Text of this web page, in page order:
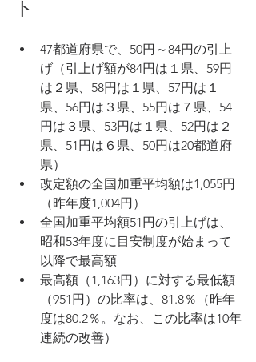
ト
47都道府県で、50円～84円の引上
げ（引上げ額が84円は１県、59円
は２県、58円は１県、57円は１
県、56円は３県、55円は７県、54
円は３県、53円は１県、52円は２
県、51円は６県、50円は20都道府
県）
改定額の全国加重平均額は1,055円
（昨年度1,004円）
全国加重平均額51円の引上げは、
昭和53年度に目安制度が始まって
以降で最高額
最高額（1,163円）に対する最低額
（951円）の比率は、81.8％（昨年
度は80.2％。なお、この比率は10年
連続の改善）